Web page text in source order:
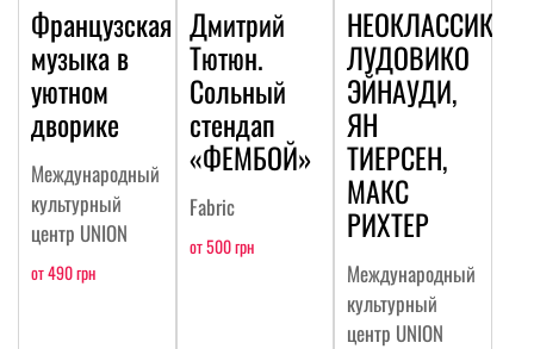
Французская
музыка в
уютном
дворике
Международный
культурный
центр UNION
от 490 грн
Дмитрий
Тютюн.
Сольный
стендап
«ФЕМБОЙ»
Fabric
от 500 грн
НЕОКЛАССИКА:
ЛУДОВИКО
ЭЙНАУДИ,
ЯН
ТИЕРСЕН,
МАКС
РИХТЕР
Международный
культурный
центр UNION